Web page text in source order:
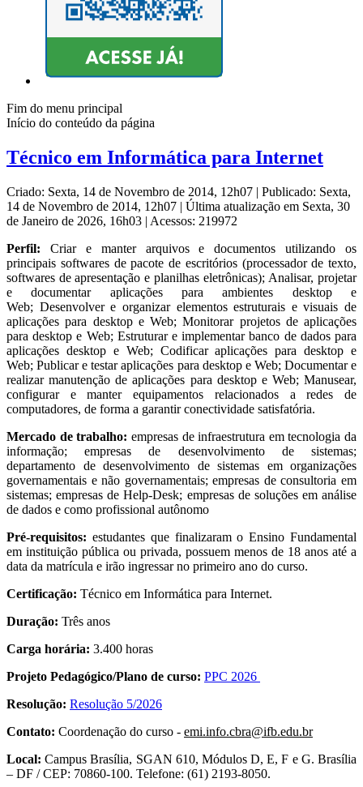
Fim do menu principal
Início do conteúdo da página
Técnico em Informática para Internet
Criado: Sexta, 14 de Novembro de 2014, 12h07 | Publicado: Sexta,
14 de Novembro de 2014, 12h07 | Última atualização em Sexta, 30
de Janeiro de 2026, 16h03 | Acessos: 219972
Perfil: Criar e manter arquivos e documentos utilizando os
principais softwares de pacote de escritórios (processador de texto,
softwares de apresentação e planilhas eletrônicas); Analisar, projetar
e documentar aplicações para ambientes desktop e
Web; Desenvolver e organizar elementos estruturais e visuais de
aplicações para desktop e Web; Monitorar projetos de aplicações
para desktop e Web; Estruturar e implementar banco de dados para
aplicações desktop e Web; Codificar aplicações para desktop e
Web; Publicar e testar aplicações para desktop e Web; Documentar e
realizar manutenção de aplicações para desktop e Web; Manusear,
configurar e manter equipamentos relacionados a redes de
computadores, de forma a garantir conectividade satisfatória.
Mercado de trabalho: empresas de infraestrutura em tecnologia da
informação; empresas de desenvolvimento de sistemas;
departamento de desenvolvimento de sistemas em organizações
governamentais e não governamentais; empresas de consultoria em
sistemas; empresas de Help-Desk; empresas de soluções em análise
de dados e como profissional autônomo
Pré-requisitos: estudantes que finalizaram o Ensino Fundamental
em instituição pública ou privada, possuem menos de 18 anos até a
data da matrícula e irão ingressar no primeiro ano do curso.
Certificação: Técnico em Informática para Internet.
Duração: Três anos
Carga horária: 3.400 horas
Projeto Pedagógico/Plano de curso: PPC 2026
Resolução: Resolução 5/2026
Contato: Coordenação do curso - emi.info.cbra@ifb.edu.br
Local: Campus Brasília, SGAN 610, Módulos D, E, F e G. Brasília
– DF / CEP: 70860-100. Telefone: (61) 2193-8050.